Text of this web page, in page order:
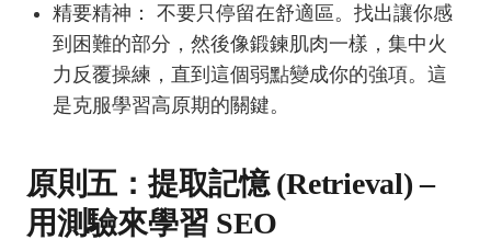
精要精神： 不要只停留在舒適區。找出讓你感
到困難的部分，然後像鍛鍊肌肉一樣，集中火
力反覆操練，直到這個弱點變成你的強項。這
是克服學習高原期的關鍵。
原則五：提取記憶 (Retrieval) –
用測驗來學習 SEO